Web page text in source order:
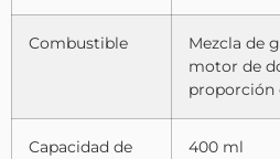
Combustible
Mezcla de
motor de
proporción
Capacidad de
400 ml